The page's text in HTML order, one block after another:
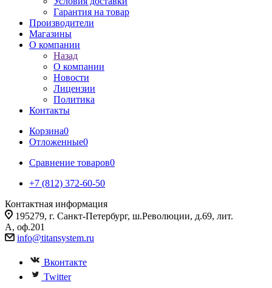
Гарантия на товар
Производители
Магазины
О компании
Назад
О компании
Новости
Лицензии
Политика
Контакты
Корзина0
Отложенные0
Сравнение товаров0
+7 (812) 372-60-50
Контактная информация
195279, г. Санкт-Петербург, ш.Революции, д.69, лит.
А, оф.201
info@titansystem.ru
Вконтакте
Twitter